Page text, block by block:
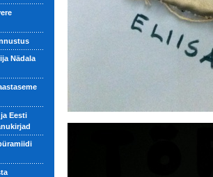
Nädala
Eesti